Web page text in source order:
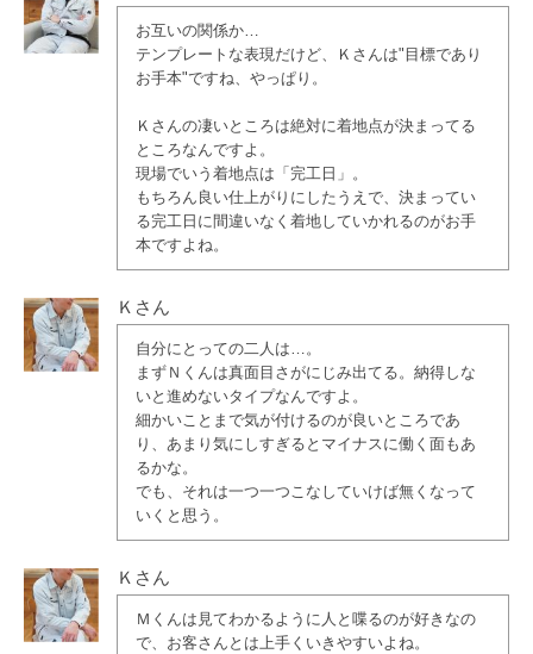
お互いの関係か…
テンプレートな表現だけど、Ｋさんは"目標であり
お手本"ですね、やっぱり。
Ｋさんの凄いところは絶対に着地点が決まってる
ところなんですよ。
現場でいう着地点は「完工日」。
もちろん良い仕上がりにしたうえで、決まってい
る完工日に間違いなく着地していかれるのがお手
本ですよね。
Ｋさん
自分にとっての二人は…。
まずＮくんは真面目さがにじみ出てる。納得しな
いと進めないタイプなんですよ。
細かいことまで気が付けるのが良いところであ
り、あまり気にしすぎるとマイナスに働く面もあ
るかな。
でも、それは一つ一つこなしていけば無くなって
いくと思う。
Ｋさん
Ｍくんは見てわかるように人と喋るのが好きなの
で、お客さんとは上手くいきやすいよね。